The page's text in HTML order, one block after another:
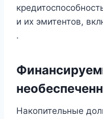
и их эмитентов,
.
Накопительные